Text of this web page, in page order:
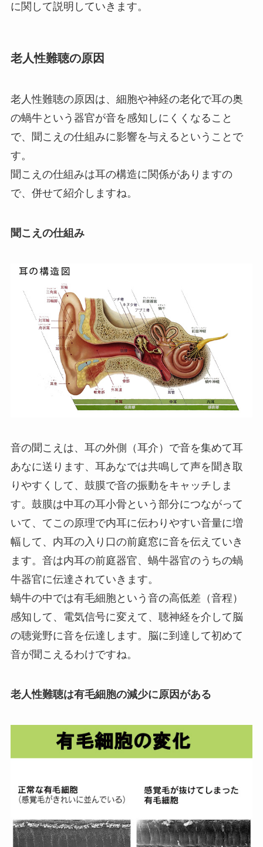
に関して説明していきます。
老人性難聴の原因
老人性難聴の原因は、細胞や神経の老化で耳の奥
の蝸牛という器官が音を感知しにくくなること
で、聞こえの仕組みに影響を与えるということで
す。
聞こえの仕組みは耳の構造に関係がありますの
で、併せて紹介しますね。
聞こえの仕組み
音の聞こえは、耳の外側（耳介）で音を集めて耳
あなに送ります、耳あなでは共鳴して声を聞き取
りやすくして、鼓膜で音の振動をキャッチしま
す。鼓膜は中耳の耳小骨という部分につながって
いて、てこの原理で内耳に伝わりやすい音量に増
幅して、内耳の入り口の前庭窓に音を伝えていき
ます。音は内耳の前庭器官、蝸牛器官のうちの蝸
牛器官に伝達されていきます。
蝸牛の中では有毛細胞という音の高低差（音程）
感知して、電気信号に変えて、聴神経を介して脳
の聴覚野に音を伝達します。脳に到達して初めて
音が聞こえるわけですね。
老人性難聴は有毛細胞の減少に原因がある